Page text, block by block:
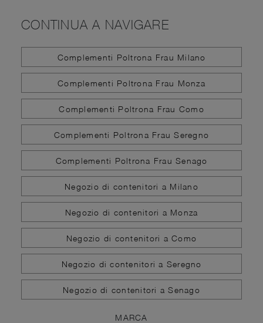
CONTINUA A NAVIGARE
Complementi Poltrona Frau Milano
Complementi Poltrona Frau Monza
Complementi Poltrona Frau Como
Complementi Poltrona Frau Seregno
Complementi Poltrona Frau Senago
Negozio di contenitori a Milano
Negozio di contenitori a Monza
Negozio di contenitori a Como
Negozio di contenitori a Seregno
Negozio di contenitori a Senago
MARCA